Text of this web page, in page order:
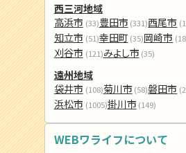
西三河地域
高浜市 (33)豊田市 (331)西尾市
知立市 (51)幸田町 (35)岡崎市
刈谷市 (121)みよし市 (35)
遠州地域
袋井市 (108)菊川市 (58)磐田市
浜松市 (1005)掛川市 (149)
WEBワライフについて